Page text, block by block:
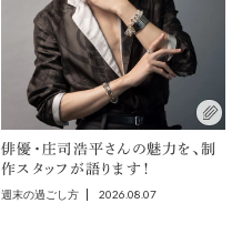
俳優・庄司浩平さんの魅力を、制
作スタッフが語ります！
週末の過ごし方 2026.08.07